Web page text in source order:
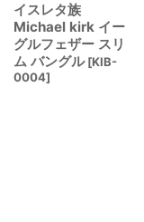
イスレタ族
Michael kirk イー
グルフェザー スリ
ム バングル [KIB-
0004]